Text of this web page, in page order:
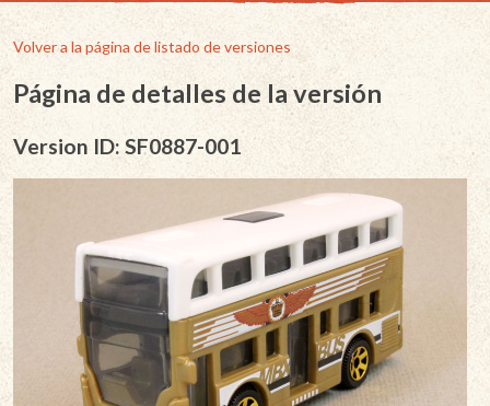
Volver a la página de listado de versiones
Página de detalles de la versión
Version ID: SF0887-001